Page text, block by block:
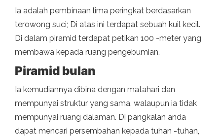
Ia adalah pembinaan lima peringkat berdasarkan
terowong suci; Di atas ini terdapat sebuah kuil kecil.
Di dalam piramid terdapat petikan 100 -meter yang
membawa kepada ruang pengebumian.
Piramid bulan
Ia kemudiannya dibina dengan matahari dan
mempunyai struktur yang sama, walaupun ia tidak
mempunyai ruang dalaman. Di pangkalan anda
dapat mencari persembahan kepada tuhan -tuhan,